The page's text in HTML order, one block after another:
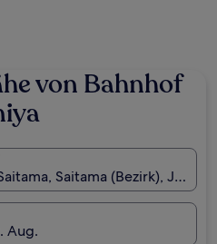
von Bahnhof
Saitama (Bezirk), Japan
Aug.